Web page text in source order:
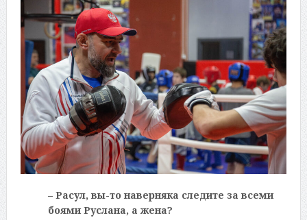
– Расул, вы-то наверняка следите за всеми
боями Руслана, а жена?